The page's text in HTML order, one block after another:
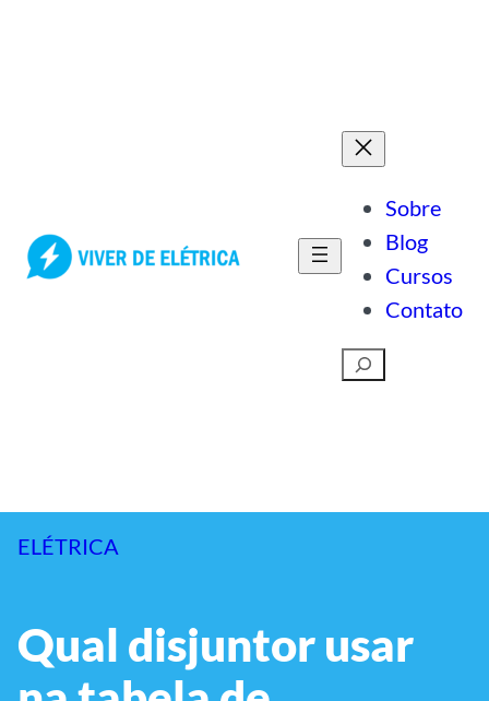
Sobre
Blog
Cursos
Contato
Pesquisar
ELÉTRICA
Qual disjuntor usar